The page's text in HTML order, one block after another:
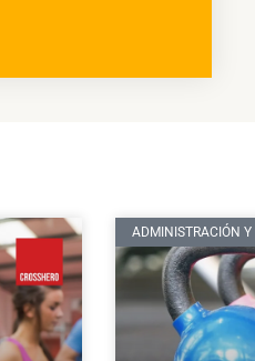
ADMINISTRACIÓN